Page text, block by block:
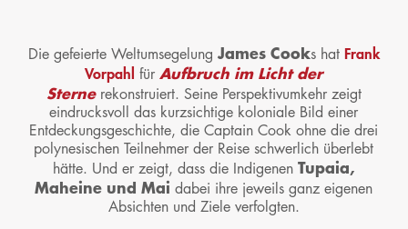
Die gefeierte Weltumsegelung James Cooks hat Frank
Vorpahl fürAufbruch im Licht der
Sternerekonstruiert. Seine Perspektivumkehr zeigt
eindrucksvoll das kurzsichtige koloniale Bild einer
Entdeckungsgeschichte, die Captain Cook ohne die drei
polynesischen Teilnehmer der Reise schwerlich überlebt
hätte. Und er zeigt, dass die IndigenenTupaia,
Maheine und Mai dabei ihre jeweils ganz eigenen
Absichten und Ziele verfolgten.